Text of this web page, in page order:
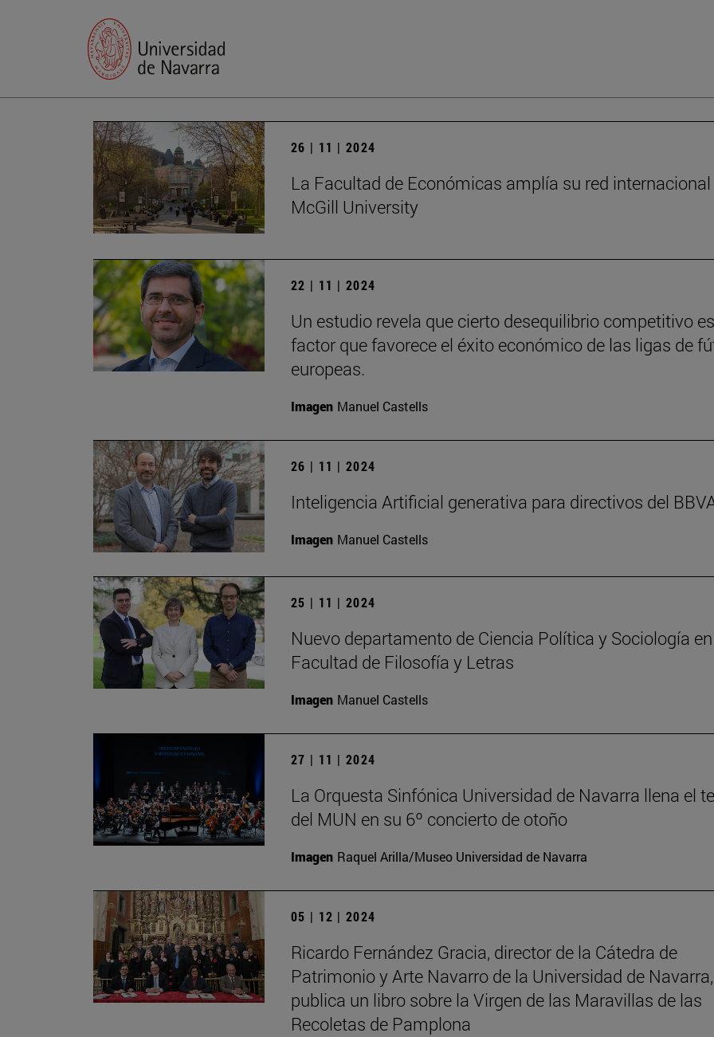
26 | 11 | 2024
La Facultad de Económicas amplía su red
McGill University
22 | 11 | 2024
Un estudio revela que cierto desequilibrio competitivo
factor que favorece el éxito económico de las ligas de
europeas.
Imagen Manuel Castells
26 | 11 | 2024
Inteligencia Artificial generativa para directivos del
Imagen Manuel Castells
25 | 11 | 2024
Nuevo departamento de Ciencia Política y Sociología
Facultad de Filosofía y Letras
Imagen Manuel Castells
27 | 11 | 2024
La Orquesta Sinfónica Universidad de Navarra llena el
del MUN en su 6º concierto de otoño
Imagen Raquel Arilla/Museo Universidad de Navarra
05 | 12 | 2024
Ricardo Fernández Gracia, director de la Cátedra de
Patrimonio y Arte Navarro de la Universidad de Navarra,
publica un libro sobre la Virgen de las Maravillas de las
Recoletas de Pamplona